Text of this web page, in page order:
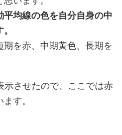
均線の色を自分自身の中
を赤、中期黄色、長期を
示させたので、ここでは赤
す。